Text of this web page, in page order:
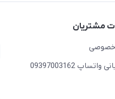
مشتریان
خصوصی
09397003162